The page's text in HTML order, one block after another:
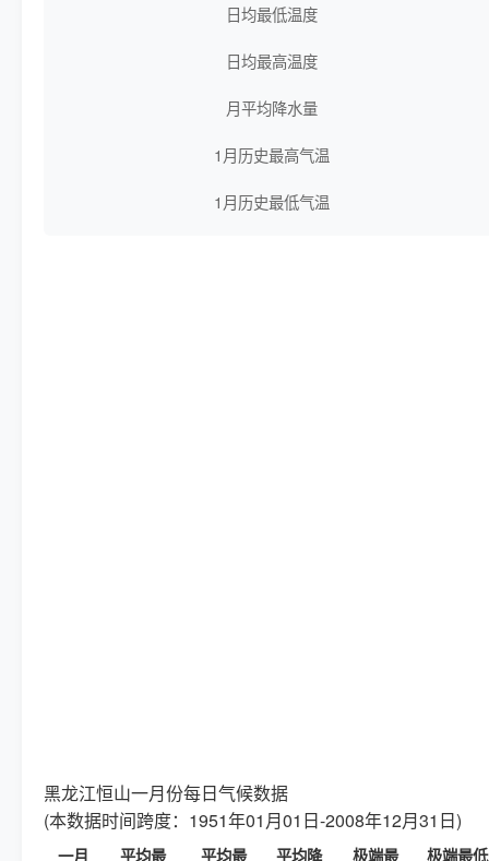
日均最低温度
日均最高温度
月平均降水量
1月历史最高气温
1月历史最低气温
黑龙江恒山一月份每日气候数据
(本数据时间跨度：1951年01月01日-2008年12月31日)
一月 平均最 平均最 平均降 极端最 极端最低